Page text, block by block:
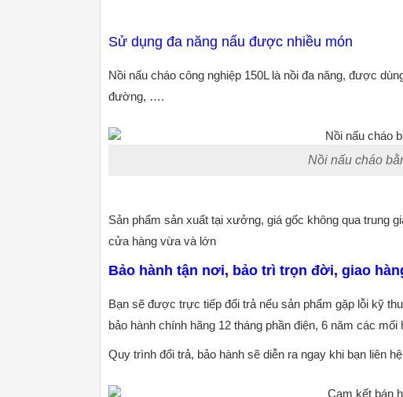
Sử dụng đa năng nấu được nhiều món
Nồi nấu cháo công nghiệp 150L là nồi đa năng, được
đường, ….
Nồi nấu cháo
Sản phẩm sản xuất tại xưởng, giá gốc không qua trung
cửa hàng vừa và lớn
Bảo hành tận nơi, bảo trì trọn đời, giao
Bạn sẽ được trực tiếp đổi trả nếu sản phẩm gặp lỗi kỹ
bảo hành chính hãng 12 tháng phần điện, 6 năm các
Quy trình đổi trả, bảo hành sẽ diễn ra ngay khi bạn liên